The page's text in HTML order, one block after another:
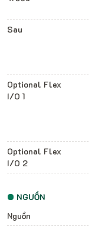
Sau
Optional Flex
I/O 1
Optional Flex
I/O 2
NGUỒN
Nguồn